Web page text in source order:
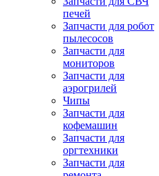
печей
Запчасти для робот
пылесосов
Запчасти для
мониторов
Запчасти для
аэрогрилей
Чипы
Запчасти для
кофемашин
Запчасти для
оргтехники
Запчасти для